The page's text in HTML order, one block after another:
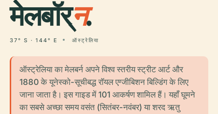
मेलबॉर्न.
37° S · 144° E ऑस्ट्रेलिया
ऑस्ट्रेलिया का मेलबर्न अपने विश्व स्तरीय स्ट्रीट आर्ट और
1880 के यूनेस्को-सूचीबद्ध रॉयल एग्जीबिशन बिल्डिंग के लिए
जाना जाता है। इस गाइड में 101 आकर्षण शामिल हैं। यहाँ घूमने
का सबसे अच्छा समय वसंत (सितंबर-नवंबर) या शरद ऋतु